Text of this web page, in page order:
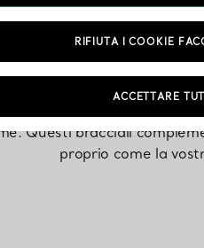
Questi bracciali
proprio come la
RIFIUTA I COOKIE
ACCETTARE